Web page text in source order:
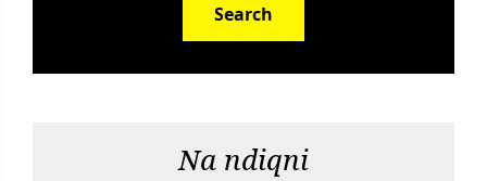
Search
Na ndiqni